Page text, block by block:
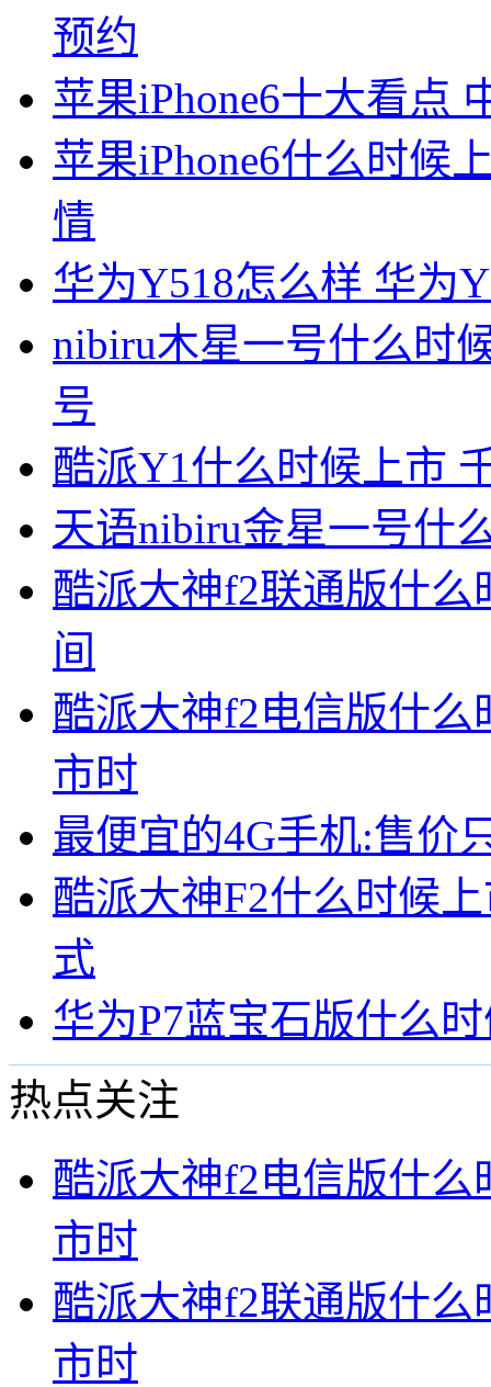
预约
苹果iPhone6十大看点
苹果iPhone6什么时候
情
华为Y518怎么样 华为
nibiru木星一号什么时
号
酷派Y1什么时候上市
天语nibiru金星一号什
酷派大神f2联通版什么
间
酷派大神f2电信版什
市时
最便宜的4G手机:售
酷派大神F2什么时候
式
华为P7蓝宝石版什么
热点关注
酷派大神f2电信版什
市时
酷派大神f2联通版什么
市时